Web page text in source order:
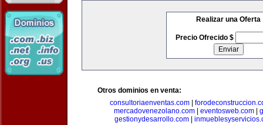
Realizar una Oferta
Precio Ofrecido $
Otros dominios en venta:
consultoriaenventas.com
mercadovenezolano.com
eventosweb.com
gestionydesarrollo.com